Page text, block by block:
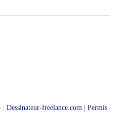
:Dessinateur-freelance.com |Permis